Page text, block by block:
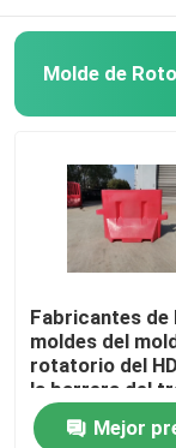
Trituradora
Roto moldeó
Equipo auxiliar
Bolso
Molde de
Fabricantes de
moldes del
rotatorio del
la barrera del
Mejor